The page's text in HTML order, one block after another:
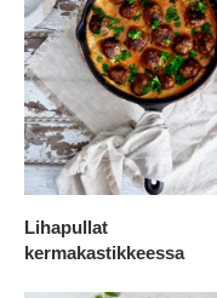
Lihapullat
kermakastikkeessa